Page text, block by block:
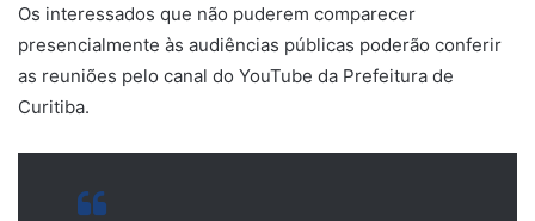
Os interessados que não puderem comparecer
presencialmente às audiências públicas poderão conferir
as reuniões pelo canal do YouTube da Prefeitura de
Curitiba.